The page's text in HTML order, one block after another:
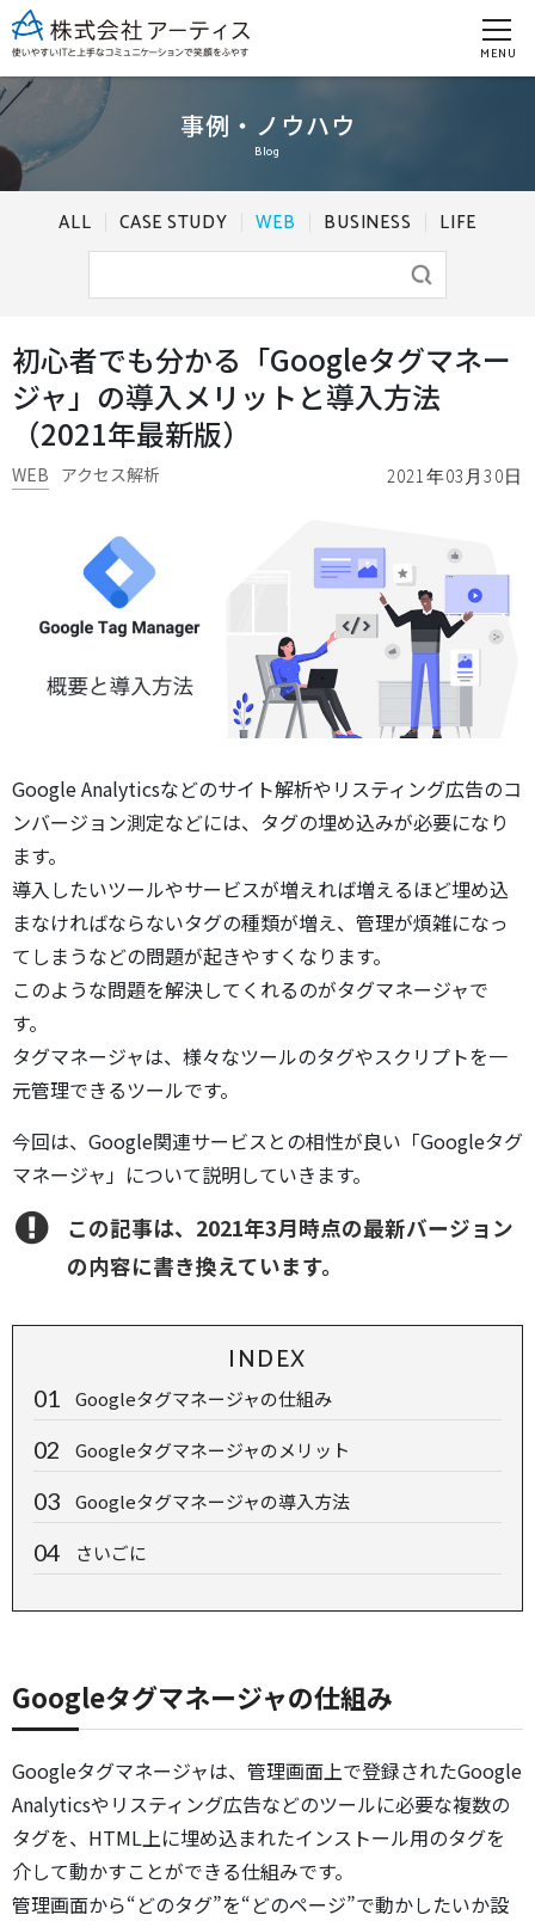
MENU
事例・ノウハウ
Blog
ALL CASE STUDY WEB BUSINESS LIFE
初心者でも分かる「Googleタグマネー
ジャ」の導入メリットと導入方法
（2021年最新版）
2021年03月30日
WEB アクセス解析
Google Analyticsなどのサイト解析やリスティング広告のコ
ンバージョン測定などには、タグの埋め込みが必要になり
ます。
導入したいツールやサービスが増えれば増えるほど埋め込
まなければならないタグの種類が増え、管理が煩雑になっ
てしまうなどの問題が起きやすくなります。
このような問題を解決してくれるのがタグマネージャで
す。
タグマネージャは、様々なツールのタグやスクリプトを一
元管理できるツールです。
今回は、Google関連サービスとの相性が良い「Googleタグ
マネージャ」について説明していきます。
この記事は、2021年3月時点の最新バージョン
の内容に書き換えています。
INDEX
Googleタグマネージャの仕組み
Googleタグマネージャのメリット
Googleタグマネージャの導入方法
さいごに
Googleタグマネージャの仕組み
Googleタグマネージャは、管理画面上で登録されたGoogle
Analyticsやリスティング広告などのツールに必要な複数の
タグを、HTML上に埋め込まれたインストール用のタグを
介して動かすことができる仕組みです。
管理画面から“どのタグ”を“どのページ”で動かしたいか設